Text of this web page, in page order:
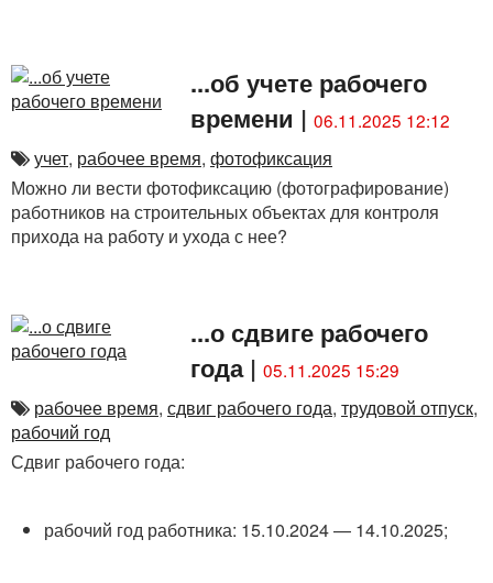
...об учете рабочего
времени | 06.11.2025 12:12
учет, рабочее время, фотофиксация
Можно ли вести фотофиксацию (фотографирование)
работников на строительных объектах для контроля
прихода на работу и ухода с нее?
...о сдвиге рабочего
года| 05.11.2025 15:29
рабочее время, сдвиг рабочего года, трудовой отпуск,
рабочий год
Сдвиг рабочего года:
рабочий год работника: 15.10.2024 — 14.10.2025;